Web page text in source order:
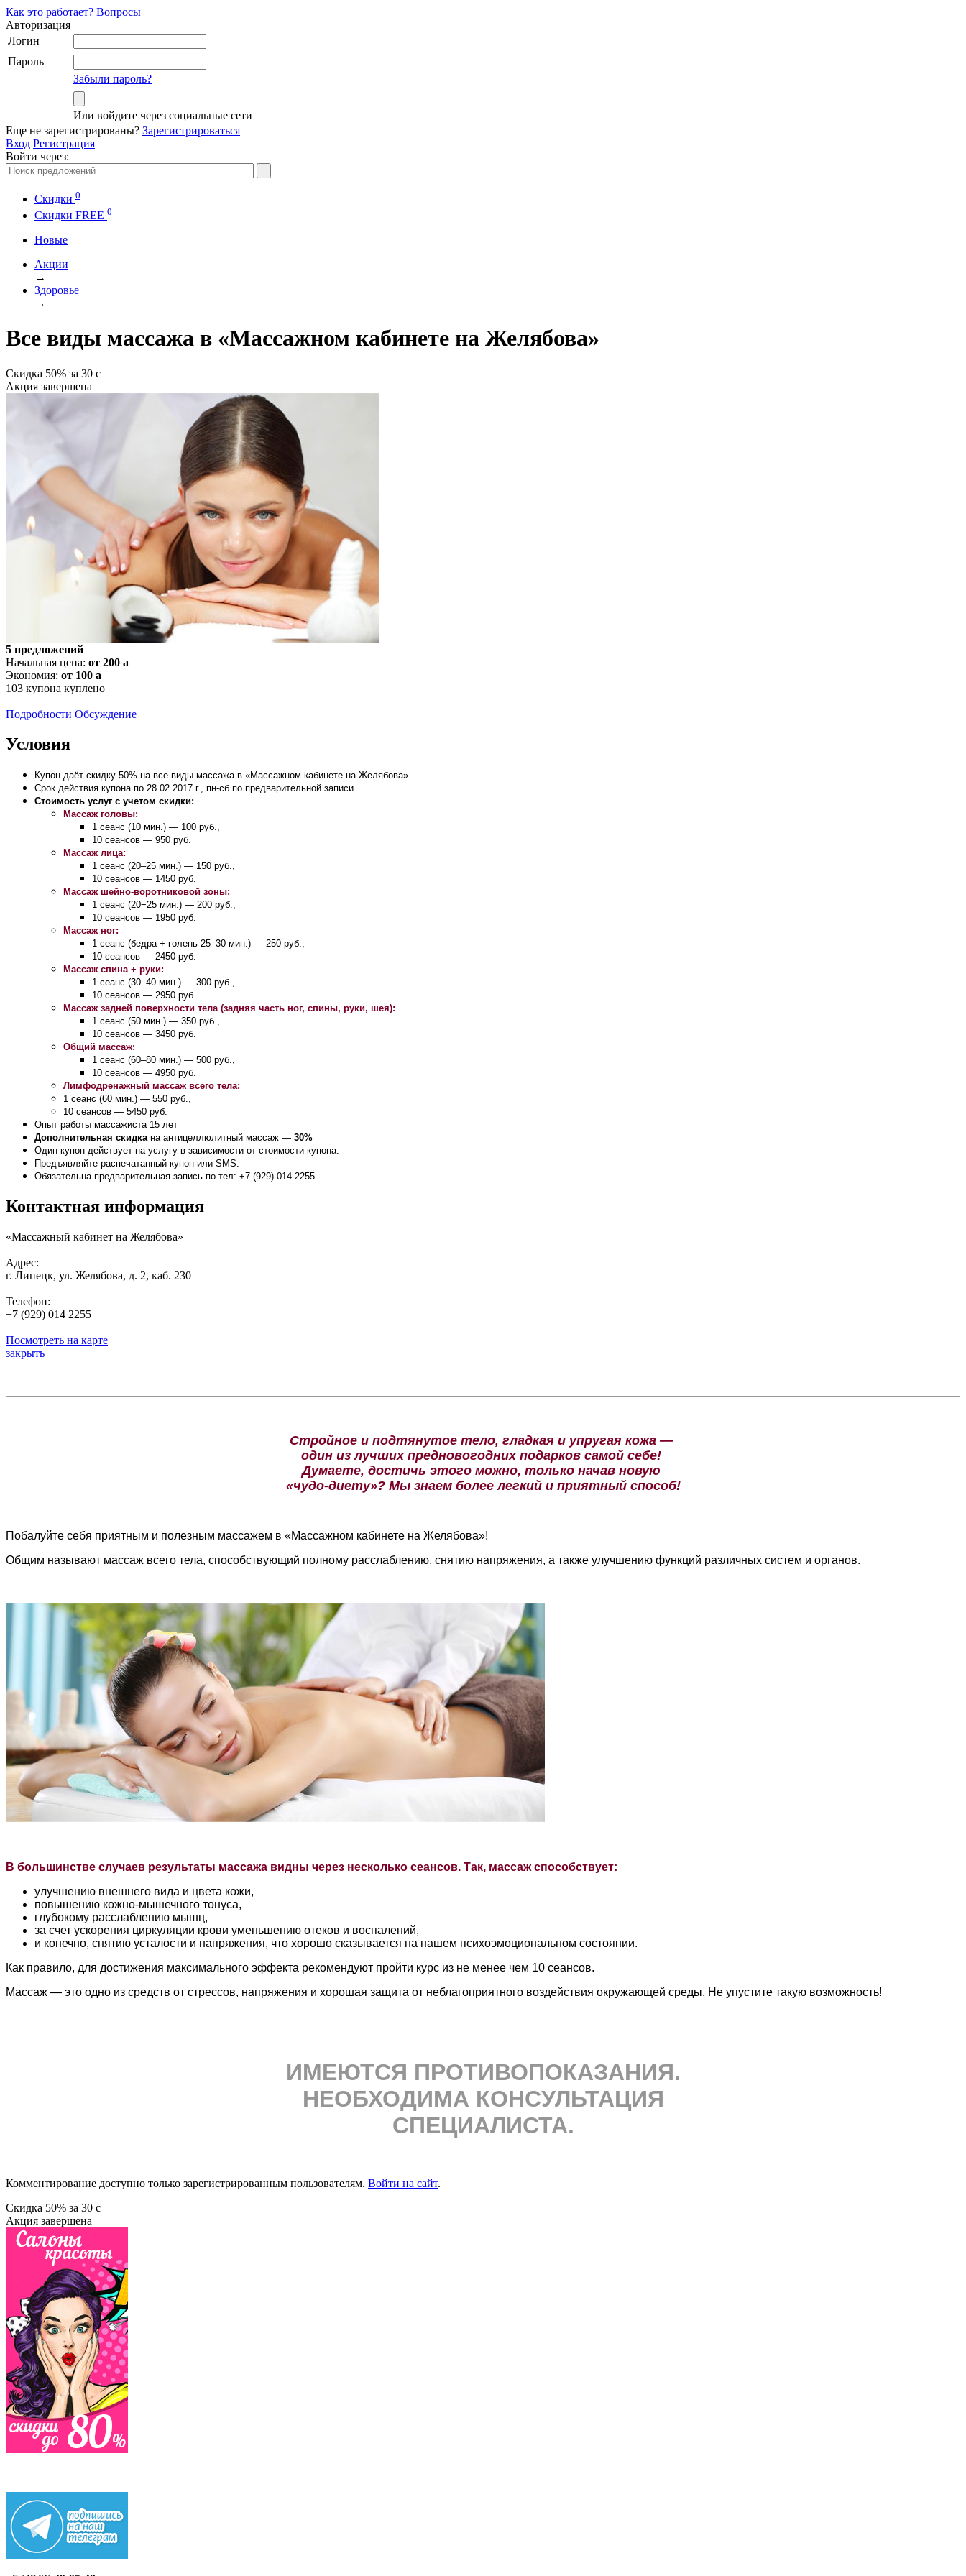
Как это работает? Вопросы
Авторизация
Логин
Пароль
Забыли пароль?
Или войдите через социальные сети
Еще не зарегистрированы? Зарегистрироваться
Вход Регистрация
Войти через:
Скидки 0
Cкидки FREE 0
Новые
Акции
→
Здоровье
→
Все виды массажа в «Массажном кабинете на Желябова»
Скидка 50% за 30 c
Акция завершена
5 предложений
Начальная цена: от 200 a
Экономия: от 100 a
103 купона куплено
Подробности Обсуждение
Условия
Купон даёт скидку 50% на все виды массажа в «Массажном кабинете на Желябова».
Срок действия купона по 28.02.2017 г., пн-сб по предварительной записи
Стоимость услуг с учетом скидки:
Массаж головы:
1 сеанс (10 мин.) — 100 руб.,
10 сеансов — 950 руб.
Массаж лица:
1 сеанс (20–25 мин.) — 150 руб.,
10 сеансов — 1450 руб.
Массаж шейно-воротниковой зоны:
1 сеанс (20−25 мин.) — 200 руб.,
10 сеансов — 1950 руб.
Массаж ног:
1 сеанс (бедра + голень 25–30 мин.) — 250 руб.,
10 сеансов — 2450 руб.
Массаж спина + руки:
1 сеанс (30–40 мин.) — 300 руб.,
10 сеансов — 2950 руб.
Массаж задней поверхности тела (задняя часть ног, спины, руки, шея):
1 сеанс (50 мин.) — 350 руб.,
10 сеансов — 3450 руб.
Общий массаж:
1 сеанс (60–80 мин.) — 500 руб.,
10 сеансов — 4950 руб.
Лимфодренажный массаж всего тела:
1 сеанс (60 мин.) — 550 руб.,
10 сеансов — 5450 руб.
Опыт работы массажиста 15 лет
Дополнительная скидкана антицеллюлитный массаж — 30%
Один купон действует на услугу в зависимости от стоимости купона.
Предъявляйте распечатанный купон или SMS.
Обязательна предварительная запись по тел: +7 (929) 014 2255
Контактная информация
«Массажный кабинет на Желябова»
Адрес:
г. Липецк, ул. Желябова, д. 2, каб. 230
Телефон:
+7 (929) 014 2255
Посмотреть на карте
закрыть
Стройное и подтянутое тело, гладкая и упругая кожа —
один из лучших предновогодних подарков самой себе!
Думаете, достичь этого можно, только начав новую
«чудо-диету»? Мы знаем более легкий и приятный способ!
Побалуйте себя приятным и полезным массажем в «Массажном кабинете на Желябова»!
Общим называют массаж всего тела, способствующий полному расслаблению, снятию напряжения, а также улучшению функций различных систем и органов.
В большинстве случаев результаты массажа видны через несколько сеансов. Так, массаж способствует:
улучшению внешнего вида и цвета кожи,
повышению кожно-мышечного тонуса,
глубокому расслаблению мышц,
за счет ускорения циркуляции крови уменьшению отеков и воспалений,
и конечно, снятию усталости и напряжения, что хорошо сказывается на нашем психоэмоциональном состоянии.
Как правило, для достижения максимального эффекта рекомендуют пройти курс из не менее чем 10 сеансов.
Массаж — это одно из средств от стрессов, напряжения и хорошая защита от неблагоприятного воздействия окружающей среды. Не упустите такую возможность!
ИМЕЮТСЯ ПРОТИВОПОКАЗАНИЯ.
НЕОБХОДИМА КОНСУЛЬТАЦИЯ
СПЕЦИАЛИСТА.
Комментирование доступно только зарегистрированным пользователям. Войти на сайт.
Скидка 50% за 30 c
Акция завершена